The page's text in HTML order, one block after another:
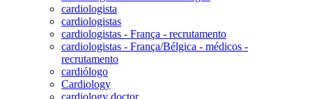
cardiologista
cardiologistas
cardiologistas - França - recrutamento
cardiologistas - França/Bélgica - médicos -
recrutamento
cardiólogo
Cardiology
cardiology doctor